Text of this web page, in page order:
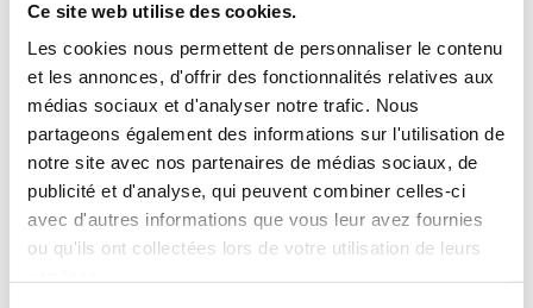
Ce site web utilise des cookies.
Les cookies nous permettent de personnaliser le contenu
et les annonces, d'offrir des fonctionnalités relatives aux
médias sociaux et d'analyser notre trafic. Nous
partageons également des informations sur l'utilisation de
notre site avec nos partenaires de médias sociaux, de
publicité et d'analyse, qui peuvent combiner celles-ci
avec d'autres informations que vous leur avez fournies
ou qu'ils ont collectées lors de votre utilisation de leurs
à info.bazar@camestbruno.com
Merci à nos partenaires et
commanditaires!